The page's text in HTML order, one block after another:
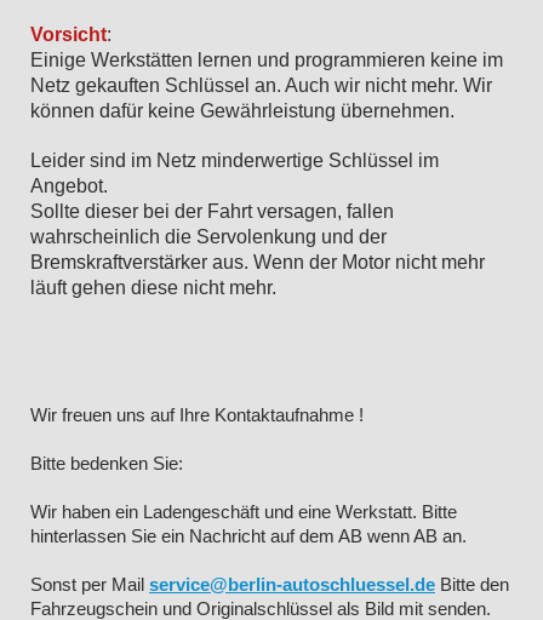
Vorsicht:
Einige Werkstätten lernen und programmieren keine im
Netz gekauften Schlüssel an. Auch wir nicht mehr. Wir
können dafür keine Gewährleistung übernehmen.
Leider sind im Netz minderwertige Schlüssel im
Angebot.
Sollte dieser bei der Fahrt versagen, fallen
wahrscheinlich die Servolenkung und der
Bremskraftverstärker aus. Wenn der Motor nicht mehr
läuft gehen diese nicht mehr.
Wir freuen uns auf Ihre Kontaktaufnahme !
Bitte bedenken Sie:
Wir haben ein Ladengeschäft und eine Werkstatt. Bitte
hinterlassen Sie ein Nachricht auf dem AB wenn AB an.
Sonst per Mail service@berlin-autoschluessel.de Bitte den
Fahrzeugschein und Originalschlüssel als Bild mit senden.